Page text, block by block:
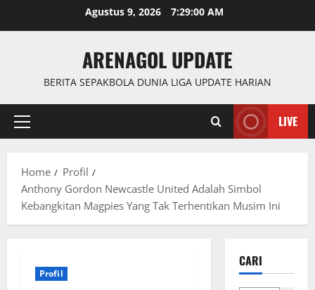
Agustus 9, 2026 7:29:01 AM
ARENAGOL UPDATE
BERITA SEPAKBOLA DUNIA LIGA UPDATE HARIAN
Primary
LIVE
Home
Profil
Anthony Gordon Newcastle United Adalah Simbol
Kebangkitan Magpies Yang Tak Terhentikan Musim Ini
Profil
CARI